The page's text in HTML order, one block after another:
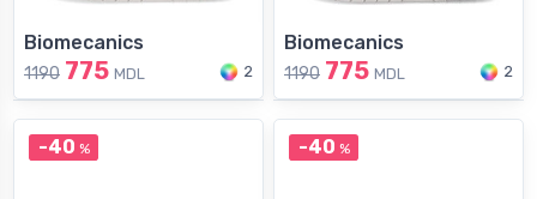
Biomecanics
1190 775 MDL 2
Biomecanics
1190 775 MDL 2
-40 % -40 %